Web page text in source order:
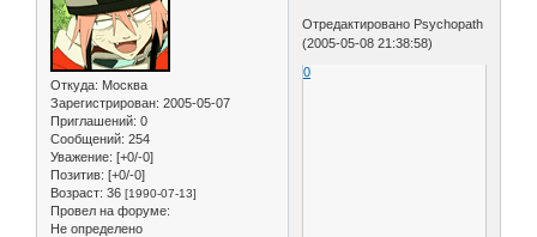
Откуда: Москва
Зарегистрирован: 2005-05-07
Приглашений: 0
Сообщений: 254
Уважение: [+0/-0]
Позитив: [+0/-0]
Возраст: 36 [1990-07-13]
Провел на форуме:
Не определено
Отредактировано Psychopath
(2005-05-08 21:38:58)
0